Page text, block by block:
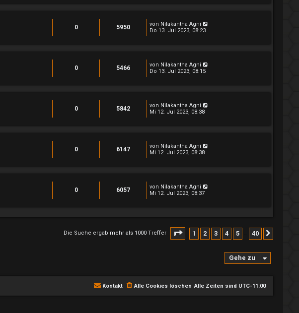
0 5950 von Nilakantha Agni
Do 13. Jul 2023, 08:23
0 5466 von Nilakantha Agni
Do 13. Jul 2023, 08:15
0 5842 von Nilakantha Agni
Mi 12. Jul 2023, 08:38
0 6147 von Nilakantha Agni
Mi 12. Jul 2023, 08:38
0 6057 von Nilakantha Agni
Mi 12. Jul 2023, 08:37
Die Suche ergab mehr als 1000 Treffer Seite von
1 2 3 4 5 40
Gehe zu
Alle Zeiten sind UTC-11:00
Alle Cookies löschen
Kontakt